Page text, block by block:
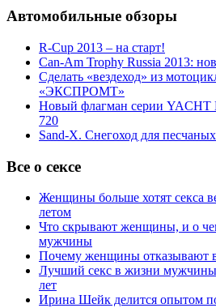
Автомобильные обзоры
R-Cup 2013 – на старт!
Can-Am Trophy Russia 2013:
Сделать «вездеход» из
«ЭКСПРОМТ»
Новый флагман серии YACHT
720
Sand-X. Снегоход для песчаных
Все о сексе
Женщины больше хотят секса
летом
Что скрывают женщины, и о
мужчины
Почему женщины отказывают
Лучший секс в жизни
лет
Ирина Шейк делится опытом